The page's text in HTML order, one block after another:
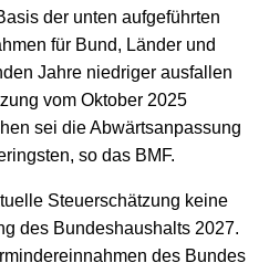
der unten aufgeführten
für Bund, Länder und
Jahre niedriger ausfallen
vom Oktober 2025
sei die Abwärtsanpassung
so das BMF.
Steuerschätzung keine
des Bundeshaushalts 2027.
des Bundes